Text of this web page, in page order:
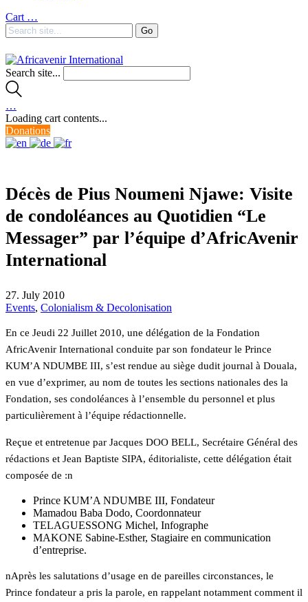
Cart …
Search site...
…
Loading cart contents...
Donations
Décès de Pius Noumeni Njawe: Visite
de condoléances au Quotidien “Le
Messager” par l’équipe d’AfricAvenir
International
27. July 2010
Events, Colonialism & Decolonisation
En ce Jeudi 22 Juillet 2010, une délégation de la Fondation
AfricAvenir International conduite par son fondateur le Prince
KUM’A NDUMBE III, s’est rendue au siège dudit journal à Douala,
en vue d’exprimer, au nom de toutes les sections nationales des la
Fondation, ses condoléances à l’ensemble du personnel et plus
particulièrement à l’équipe rédactionnelle.
Reçue et entretenue par Jacques DOO BELL, Secrétaire Général des
rédactions et Jean Baptiste SIPA, éditorialiste, cette délégation était
composée de :n
Prince KUM’A NDUMBE III, Fondateur
Mamadou Baba Dodo, Coordonnateur
TELAGUESSONG Michel, Infographe
MAKONE Sabine-Esther, Stagiaire en communication
d’entreprise.
nAprès les salutations d’usage en de pareilles circonstances, le
Prince fondateur a pris la parole, en rappelant notamment comment il